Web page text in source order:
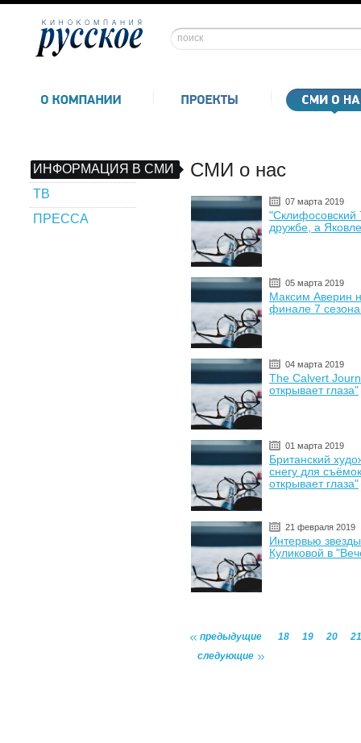
ИНФОРМАЦИЯ В СМИ
ТВ
ПРЕССА
СМИ о нас
07 марта 2019
"Склифосовский
дружбе, а
05 марта 2019
Максим Аверин
финале 7
04 марта 2019
The Calvert
открывает глаза"
01 марта 2019
Британский
снегу для
открывает глаза"
21 февраля 2019
Интервью
Куликовой в
предыдущие 18 19 20
21
следующие